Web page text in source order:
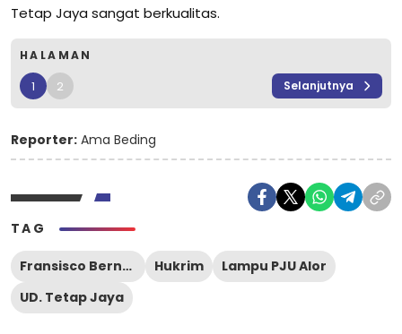
Tetap Jaya sangat berkualitas.
HALAMAN
1 2 Selanjutnya
Reporter: Ama Beding
TAG
Fransisco Bernando Bessi Hukrim
Lampu PJU Alor
UD. Tetap Jaya